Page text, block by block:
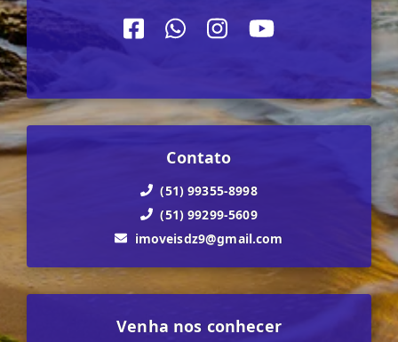
Contato
(51) 99355-8998
(51) 99299-5609
imoveisdz9@gmail.com
Venha nos conhecer